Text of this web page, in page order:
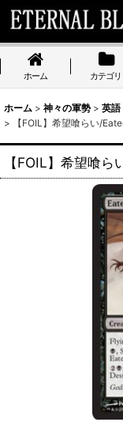
ホーム カテゴリ
ホーム > 神々の軍勢 > 英語
>
【FOIL】希望喰らい/
【FOIL】希望喰